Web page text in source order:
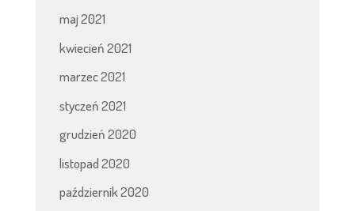
maj 2021
kwiecień 2021
marzec 2021
styczeń 2021
grudzień 2020
listopad 2020
październik 2020